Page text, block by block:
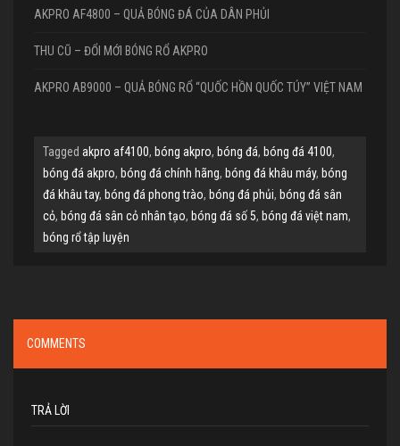
AKPRO AF4800 – QUẢ BÓNG ĐÁ CỦA DÂN PHỦI
THU CŨ – ĐỔI MỚI BÓNG RỔ AKPRO
AKPRO AB9000 – QUẢ BÓNG RỔ “QUỐC HỒN QUỐC TÚY” VIỆT NAM
Tagged akpro af4100, bóng akpro, bóng đá, bóng đá 4100,
bóng đá akpro, bóng đá chính hãng, bóng đá khâu máy, bóng
đá khâu tay, bóng đá phong trào, bóng đá phủi, bóng đá sân
cỏ, bóng đá sân cỏ nhân tạo, bóng đá số 5, bóng đá việt nam,
bóng rổ tập luyện
COMMENTS
TRẢ LỜI